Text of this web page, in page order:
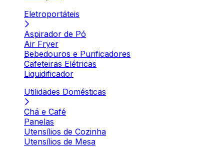
Eletroportáteis
Aspirador de Pó
Air Fryer
Bebedouros e Purificadores
Cafeteiras Elétricas
Liquidificador
Utilidades Domésticas
Chá e Café
Panelas
Utensílios de Cozinha
Utensílios de Mesa